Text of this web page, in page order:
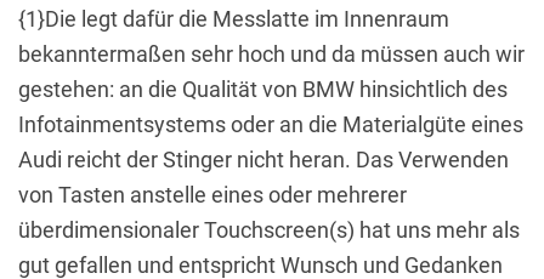
{1}Die legt dafür die Messlatte im Innenraum
bekanntermaßen sehr hoch und da müssen auch wir
gestehen: an die Qualität von BMW hinsichtlich des
Infotainmentsystems oder an die Materialgüte eines
Audi reicht der Stinger nicht heran. Das Verwenden
von Tasten anstelle eines oder mehrerer
überdimensionaler Touchscreen(s) hat uns mehr als
gut gefallen und entspricht Wunsch und Gedanken